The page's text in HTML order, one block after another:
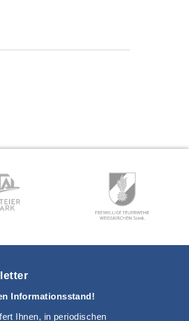
Informationsstand!
Ihnen, in periodischen